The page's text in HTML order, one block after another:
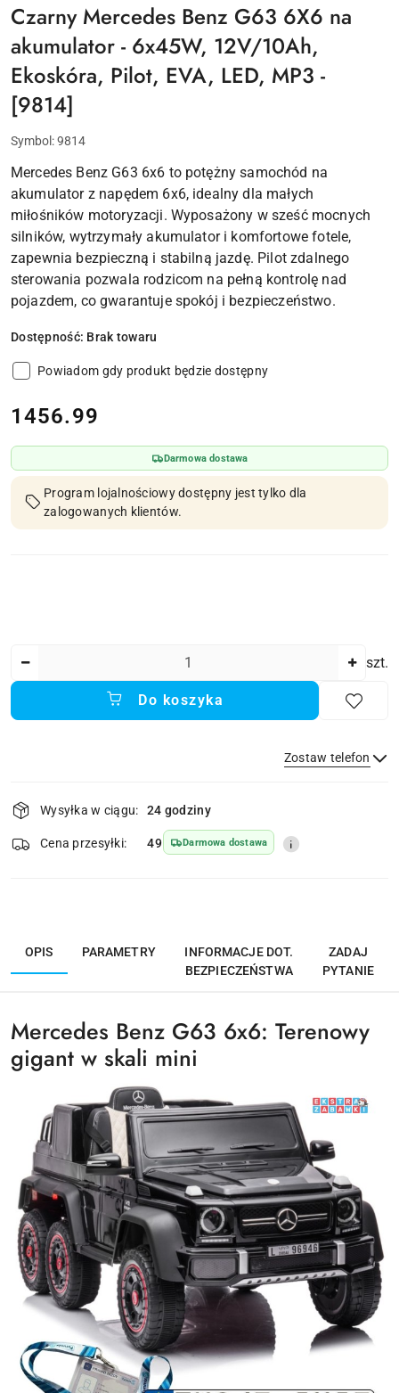
Czarny Mercedes Benz G63 6X6 na
akumulator - 6x45W, 12V/10Ah,
Ekoskóra, Pilot, EVA, LED, MP3 -
[9814]
Symbol:9814
Mercedes Benz G63 6x6 to potężny samochód na
akumulator z napędem 6x6, idealny dla małych
miłośników motoryzacji. Wyposażony w sześć mocnych
silników, wytrzymały akumulator i komfortowe fotele,
zapewnia bezpieczną i stabilną jazdę. Pilot zdalnego
sterowania pozwala rodzicom na pełną kontrolę nad
pojazdem, co gwarantuje spokój i bezpieczeństwo.
Dostępność: Brak towaru
Powiadom gdy produkt będzie dostępny
cena:
1456.99
Darmowa dostawa
Program lojalnościowy dostępny jest tylko dla
zalogowanych klientów.
szt.
Do koszyka
Zostaw telefon
Wyślij
Dostępność
i
dostawa
Wysyłka w ciągu: 24 godziny
Cena przesyłki: 49 Darmowa dostawa
OPIS PARAMETRY
INFORMACJE DOT.
BEZPIECZEŃSTWA
ZADAJ
PYTANIE
Mercedes Benz G63 6x6: Terenowy
gigant w skali mini